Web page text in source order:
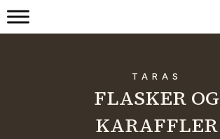
TARAS
FLASKER OG
KARAFFLER